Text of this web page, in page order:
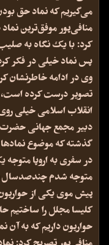
می‌گیریم که نماد حق
منافی‌پور موفق‌ترین
کرد: با یک نگاه به
پس نماد خیلی در فکر
وی در ادامه خاطرنشان
تصویر درست کرده است،
انقلاب اسلامی خیلی
دبیر مجمع جهانی حضرت
گذشته که موضوع
در سفری به اروپا
متوجه شدم چندصدسال
پیش موی یکی از
کلیسا مجلل را ساختیم
حواریون داریم که به آن